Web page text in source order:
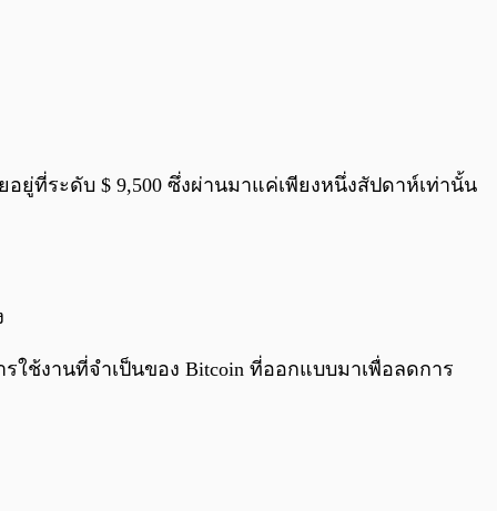
ยู่ที่ระดับ $ 9,500 ซึ่งผ่านมาแค่เพียงหนึ่งสัปดาห์เท่านั้น
ช้งานที่จำเป็นของ Bitcoin ที่ออกแบบมาเพื่อลดการ